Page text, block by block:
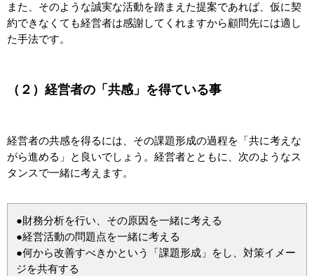
また、そのような誠実な活動を踏まえた提案であれば、仮に契
約できなくても経営者は感謝してくれますから顧問先には適し
た手法です。
（２）経営者の「共感」を得ている事
経営者の共感を得るには、その課題形成の過程を「共に考えな
がら進める」と良いでしょう。経営者とともに、次のようなス
タンスで一緒に考えます。
●財務分析を行い、その原因を一緒に考える
●経営活動の問題点を一緒に考える
●何から改善すべきかという「課題形成」をし、対策イメー
ジを共有する